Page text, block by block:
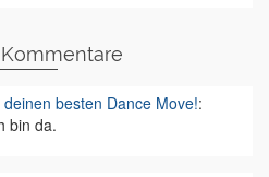
besten Dance Move!:
bin da.